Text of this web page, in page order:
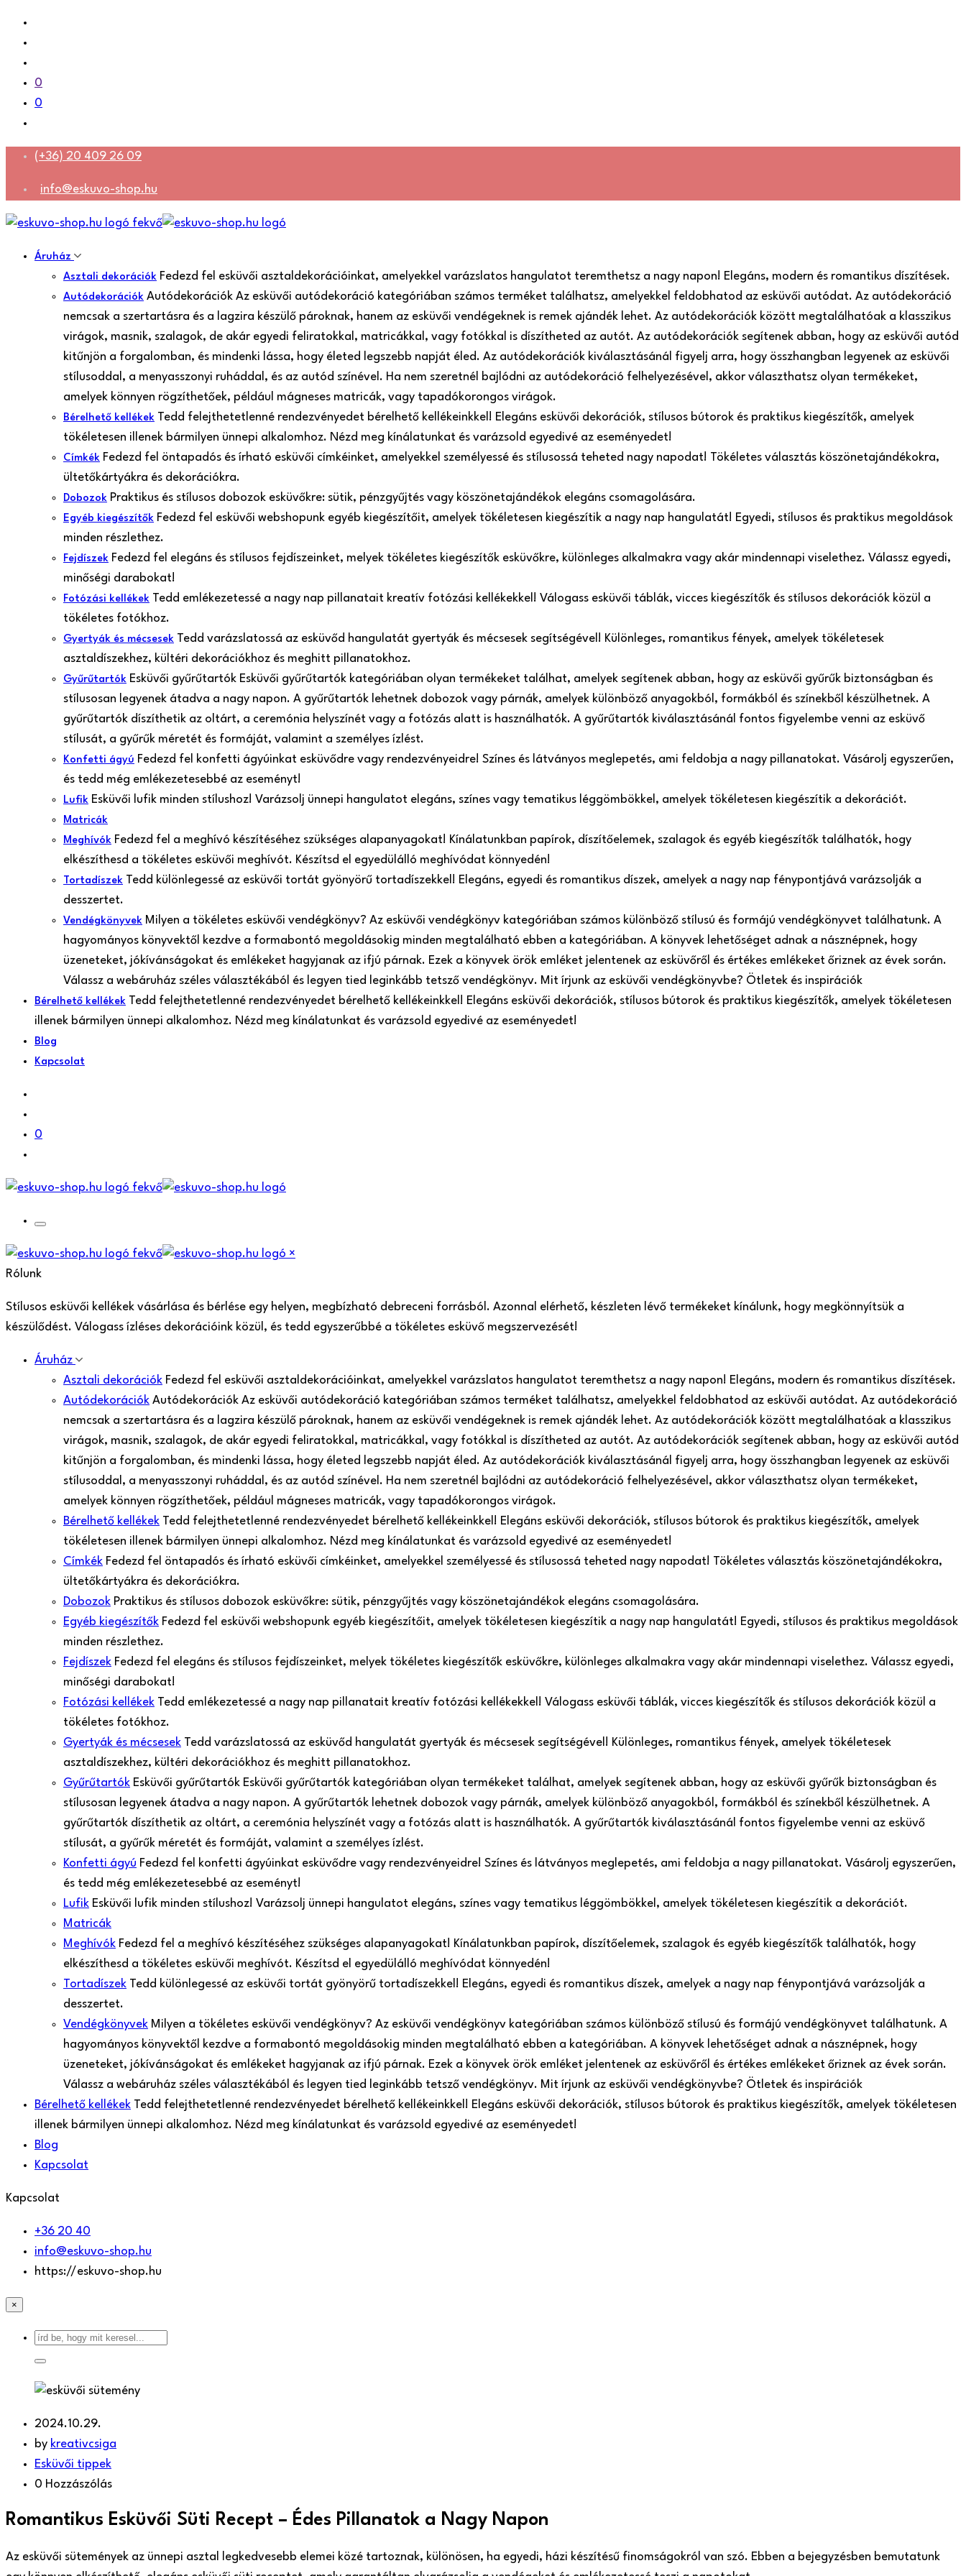
0
0
(+36) 20 409 26 09
info@eskuvo-shop.hu
Áruház
Asztali dekorációk Fedezd fel esküvői asztaldekorációinkat, amelyekkel varázslatos hangulatot teremthetsz a nagy napon! Elegáns, modern és romantikus díszítések.
Autódekorációk Autódekorációk Az esküvői autódekoráció kategóriában számos terméket találhatsz, amelyekkel feldobhatod az esküvői autódat. Az autódekoráció
nemcsak a szertartásra és a lagzira készülő pároknak, hanem az esküvői vendégeknek is remek ajándék lehet. Az autódekorációk között megtalálhatóak a klasszikus
virágok, masnik, szalagok, de akár egyedi feliratokkal, matricákkal, vagy fotókkal is díszítheted az autót. Az autódekorációk segítenek abban, hogy az esküvői autód
kitűnjön a forgalomban, és mindenki lássa, hogy életed legszebb napját éled. Az autódekorációk kiválasztásánál figyelj arra, hogy összhangban legyenek az esküvői
stílusoddal, a menyasszonyi ruháddal, és az autód színével. Ha nem szeretnél bajlódni az autódekoráció felhelyezésével, akkor választhatsz olyan termékeket,
amelyek könnyen rögzíthetőek, például mágneses matricák, vagy tapadókorongos virágok.
Bérelhető kellékek Tedd felejthetetlenné rendezvényedet bérelhető kellékeinkkel! Elegáns esküvői dekorációk, stílusos bútorok és praktikus kiegészítők, amelyek
tökéletesen illenek bármilyen ünnepi alkalomhoz. Nézd meg kínálatunkat és varázsold egyedivé az eseményedet!
Címkék Fedezd fel öntapadós és írható esküvői címkéinket, amelyekkel személyessé és stílusossá teheted nagy napodat! Tökéletes választás köszönetajándékokra,
ültetőkártyákra és dekorációkra.
Dobozok Praktikus és stílusos dobozok esküvőkre: sütik, pénzgyűjtés vagy köszönetajándékok elegáns csomagolására.
Egyéb kiegészítők Fedezd fel esküvői webshopunk egyéb kiegészítőit, amelyek tökéletesen kiegészítik a nagy nap hangulatát! Egyedi, stílusos és praktikus megoldások
minden részlethez.
Fejdíszek Fedezd fel elegáns és stílusos fejdíszeinket, melyek tökéletes kiegészítők esküvőkre, különleges alkalmakra vagy akár mindennapi viselethez. Válassz egyedi,
minőségi darabokat!
Fotózási kellékek Tedd emlékezetessé a nagy nap pillanatait kreatív fotózási kellékekkel! Válogass esküvői táblák, vicces kiegészítők és stílusos dekorációk közül a
tökéletes fotókhoz.
Gyertyák és mécsesek Tedd varázslatossá az esküvőd hangulatát gyertyák és mécsesek segítségével! Különleges, romantikus fények, amelyek tökéletesek
asztaldíszekhez, kültéri dekorációkhoz és meghitt pillanatokhoz.
Gyűrűtartók Esküvői gyűrűtartók Esküvői gyűrűtartók kategóriában olyan termékeket találhat, amelyek segítenek abban, hogy az esküvői gyűrűk biztonságban és
stílusosan legyenek átadva a nagy napon. A gyűrűtartók lehetnek dobozok vagy párnák, amelyek különböző anyagokból, formákból és színekből készülhetnek. A
gyűrűtartók díszíthetik az oltárt, a ceremónia helyszínét vagy a fotózás alatt is használhatók. A gyűrűtartók kiválasztásánál fontos figyelembe venni az esküvő
stílusát, a gyűrűk méretét és formáját, valamint a személyes ízlést.
Konfetti ágyú Fedezd fel konfetti ágyúinkat esküvődre vagy rendezvényeidre! Színes és látványos meglepetés, ami feldobja a nagy pillanatokat. Vásárolj egyszerűen,
és tedd még emlékezetesebbé az eseményt!
Lufik Esküvői lufik minden stílushoz! Varázsolj ünnepi hangulatot elegáns, színes vagy tematikus léggömbökkel, amelyek tökéletesen kiegészítik a dekorációt.
Matricák
Meghívók Fedezd fel a meghívó készítéséhez szükséges alapanyagokat! Kínálatunkban papírok, díszítőelemek, szalagok és egyéb kiegészítők találhatók, hogy
elkészíthesd a tökéletes esküvői meghívót. Készítsd el egyedülálló meghívódat könnyedén!
Tortadíszek Tedd különlegessé az esküvői tortát gyönyörű tortadíszekkel! Elegáns, egyedi és romantikus díszek, amelyek a nagy nap fénypontjává varázsolják a
desszertet.
Vendégkönyvek Milyen a tökéletes esküvői vendégkönyv? Az esküvői vendégkönyv kategóriában számos különböző stílusú és formájú vendégkönyvet találhatunk. A
hagyományos könyvektől kezdve a formabontó megoldásokig minden megtalálható ebben a kategóriában. A könyvek lehetőséget adnak a násznépnek, hogy
üzeneteket, jókívánságokat és emlékeket hagyjanak az ifjú párnak. Ezek a könyvek örök emléket jelentenek az esküvőről és értékes emlékeket őriznek az évek során.
Válassz a webáruház széles választékából és legyen tied leginkább tetsző vendégkönyv. Mit írjunk az esküvői vendégkönyvbe? Ötletek és inspirációk
Bérelhető kellékek Tedd felejthetetlenné rendezvényedet bérelhető kellékeinkkel! Elegáns esküvői dekorációk, stílusos bútorok és praktikus kiegészítők, amelyek tökéletesen
illenek bármilyen ünnepi alkalomhoz. Nézd meg kínálatunkat és varázsold egyedivé az eseményedet!
Blog
Kapcsolat
0
×
Rólunk
Stílusos esküvői kellékek vásárlása és bérlése egy helyen, megbízható debreceni forrásból. Azonnal elérhető, készleten lévő termékeket kínálunk, hogy megkönnyítsük a
készülődést. Válogass ízléses dekorációink közül, és tedd egyszerűbbé a tökéletes esküvő megszervezését!
Áruház
Asztali dekorációk Fedezd fel esküvői asztaldekorációinkat, amelyekkel varázslatos hangulatot teremthetsz a nagy napon! Elegáns, modern és romantikus díszítések.
Autódekorációk Autódekorációk Az esküvői autódekoráció kategóriában számos terméket találhatsz, amelyekkel feldobhatod az esküvői autódat. Az autódekoráció
nemcsak a szertartásra és a lagzira készülő pároknak, hanem az esküvői vendégeknek is remek ajándék lehet. Az autódekorációk között megtalálhatóak a klasszikus
virágok, masnik, szalagok, de akár egyedi feliratokkal, matricákkal, vagy fotókkal is díszítheted az autót. Az autódekorációk segítenek abban, hogy az esküvői autód
kitűnjön a forgalomban, és mindenki lássa, hogy életed legszebb napját éled. Az autódekorációk kiválasztásánál figyelj arra, hogy összhangban legyenek az esküvői
stílusoddal, a menyasszonyi ruháddal, és az autód színével. Ha nem szeretnél bajlódni az autódekoráció felhelyezésével, akkor választhatsz olyan termékeket,
amelyek könnyen rögzíthetőek, például mágneses matricák, vagy tapadókorongos virágok.
Bérelhető kellékek Tedd felejthetetlenné rendezvényedet bérelhető kellékeinkkel! Elegáns esküvői dekorációk, stílusos bútorok és praktikus kiegészítők, amelyek
tökéletesen illenek bármilyen ünnepi alkalomhoz. Nézd meg kínálatunkat és varázsold egyedivé az eseményedet!
Címkék Fedezd fel öntapadós és írható esküvői címkéinket, amelyekkel személyessé és stílusossá teheted nagy napodat! Tökéletes választás köszönetajándékokra,
ültetőkártyákra és dekorációkra.
Dobozok Praktikus és stílusos dobozok esküvőkre: sütik, pénzgyűjtés vagy köszönetajándékok elegáns csomagolására.
Egyéb kiegészítők Fedezd fel esküvői webshopunk egyéb kiegészítőit, amelyek tökéletesen kiegészítik a nagy nap hangulatát! Egyedi, stílusos és praktikus megoldások
minden részlethez.
Fejdíszek Fedezd fel elegáns és stílusos fejdíszeinket, melyek tökéletes kiegészítők esküvőkre, különleges alkalmakra vagy akár mindennapi viselethez. Válassz egyedi,
minőségi darabokat!
Fotózási kellékek Tedd emlékezetessé a nagy nap pillanatait kreatív fotózási kellékekkel! Válogass esküvői táblák, vicces kiegészítők és stílusos dekorációk közül a
tökéletes fotókhoz.
Gyertyák és mécsesek Tedd varázslatossá az esküvőd hangulatát gyertyák és mécsesek segítségével! Különleges, romantikus fények, amelyek tökéletesek
asztaldíszekhez, kültéri dekorációkhoz és meghitt pillanatokhoz.
Gyűrűtartók Esküvői gyűrűtartók Esküvői gyűrűtartók kategóriában olyan termékeket találhat, amelyek segítenek abban, hogy az esküvői gyűrűk biztonságban és
stílusosan legyenek átadva a nagy napon. A gyűrűtartók lehetnek dobozok vagy párnák, amelyek különböző anyagokból, formákból és színekből készülhetnek. A
gyűrűtartók díszíthetik az oltárt, a ceremónia helyszínét vagy a fotózás alatt is használhatók. A gyűrűtartók kiválasztásánál fontos figyelembe venni az esküvő
stílusát, a gyűrűk méretét és formáját, valamint a személyes ízlést.
Konfetti ágyú Fedezd fel konfetti ágyúinkat esküvődre vagy rendezvényeidre! Színes és látványos meglepetés, ami feldobja a nagy pillanatokat. Vásárolj egyszerűen,
és tedd még emlékezetesebbé az eseményt!
Lufik Esküvői lufik minden stílushoz! Varázsolj ünnepi hangulatot elegáns, színes vagy tematikus léggömbökkel, amelyek tökéletesen kiegészítik a dekorációt.
Matricák
Meghívók Fedezd fel a meghívó készítéséhez szükséges alapanyagokat! Kínálatunkban papírok, díszítőelemek, szalagok és egyéb kiegészítők találhatók, hogy
elkészíthesd a tökéletes esküvői meghívót. Készítsd el egyedülálló meghívódat könnyedén!
Tortadíszek Tedd különlegessé az esküvői tortát gyönyörű tortadíszekkel! Elegáns, egyedi és romantikus díszek, amelyek a nagy nap fénypontjává varázsolják a
desszertet.
Vendégkönyvek Milyen a tökéletes esküvői vendégkönyv? Az esküvői vendégkönyv kategóriában számos különböző stílusú és formájú vendégkönyvet találhatunk. A
hagyományos könyvektől kezdve a formabontó megoldásokig minden megtalálható ebben a kategóriában. A könyvek lehetőséget adnak a násznépnek, hogy
üzeneteket, jókívánságokat és emlékeket hagyjanak az ifjú párnak. Ezek a könyvek örök emléket jelentenek az esküvőről és értékes emlékeket őriznek az évek során.
Válassz a webáruház széles választékából és legyen tied leginkább tetsző vendégkönyv. Mit írjunk az esküvői vendégkönyvbe? Ötletek és inspirációk
Bérelhető kellékek Tedd felejthetetlenné rendezvényedet bérelhető kellékeinkkel! Elegáns esküvői dekorációk, stílusos bútorok és praktikus kiegészítők, amelyek tökéletesen
illenek bármilyen ünnepi alkalomhoz. Nézd meg kínálatunkat és varázsold egyedivé az eseményedet!
Blog
Kapcsolat
Kapcsolat
+36 20 40
info@eskuvo-shop.hu
https://eskuvo-shop.hu
×
2024.10.29.
by kreativcsiga
Esküvői tippek
0 Hozzászólás
Romantikus Esküvői Süti Recept – Édes Pillanatok a Nagy Napon
Az esküvői sütemények az ünnepi asztal legkedvesebb elemei közé tartoznak, különösen, ha egyedi, házi készítésű finomságokról van szó. Ebben a bejegyzésben bemutatunk